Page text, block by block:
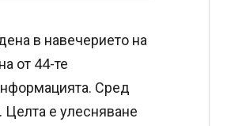
в навечерието на
от 44-те
Сред
е улесняване